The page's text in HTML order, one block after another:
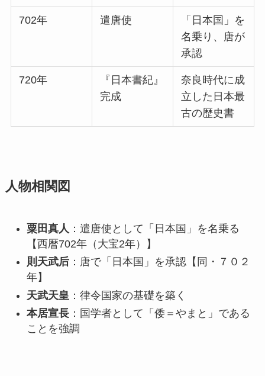
702年 遣唐使
「日本国」を
名乗り、唐が
承認
720年
『日本書紀』
完成
奈良時代に成
立した日本最
古の歴史書
人物相関図
粟田真人 ：遣唐使として「日本国」を名乗る
【西暦702年（大宝2年）】
則天武后：唐で「日本国」を承認【同・７０２
年】
天武天皇 ：律令国家の基礎を築く
本居宣長：国学者として「倭＝やまと」である
ことを強調